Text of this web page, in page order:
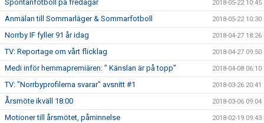
Spontanfotboll på fredagar 2018-05-22 10:45
Anmälan till Sommarläger & Sommarfotboll 2018-05-22 10:30
Norrby IF fyller 91 år idag 2018-04-27 18:26
TV: Reportage om vårt flicklag 2018-04-27 09:50
Medi inför hemmapremiären: ” Känslan är på topp” 2018-04-08 06:10
TV: "Norrbyprofilerna svarar" avsnitt #1 2018-03-26 20:41
Årsmöte ikväll 18:00 2018-03-06 09:04
Motioner till årsmötet, påminnelse 2018-02-19 09:43